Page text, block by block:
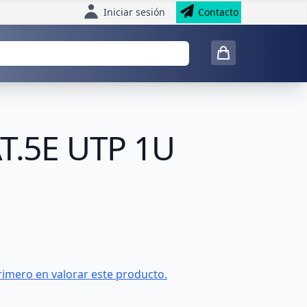
Iniciar sesión Contacto
UTP 1U
en valorar este producto.